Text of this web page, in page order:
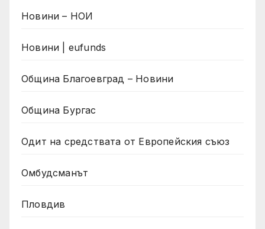
Новини – НОИ
Новини | eufunds
Община Благоевград – Новини
Община Бургас
Одит на средствата от Европейския съюз
Омбудсманът
Пловдив